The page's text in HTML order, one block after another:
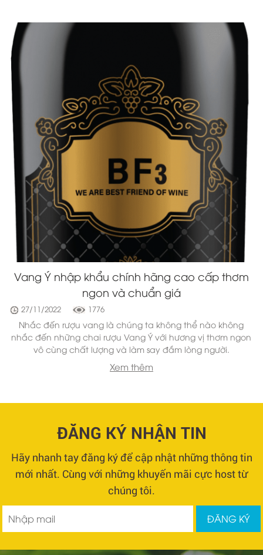
Khám phá một địa chỉ chuyên quà tết rượu
vang cao cấp 2023
26/11/2022 1460
Quà tết rượu vang cao cấp 2023 luôn là món quà được
nhiều người lựa chọn. Hãy đến với RƯỢU VANG BF để có
được những món quà ý nghĩa nhất cho mình nh�...
Xem thêm
ĐĂNG KÝ NHẬN TIN
Hãy nhanh tay đăng ký để cập nhật những thông tin
mới nhất. Cùng với những khuyến mãi cực host từ
chúng tôi.